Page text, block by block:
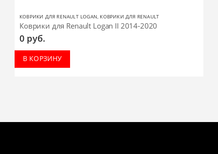
КОВРИКИ ДЛЯ RENAULT LOGAN, КОВРИКИ ДЛЯ RENAULT
Коврики для Renault Logan II 2014-2020
0 руб.
В КОРЗИНУ